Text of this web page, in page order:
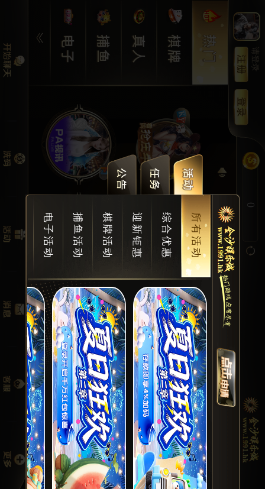
请登录
0
所有活动
综合优惠
迎新钜惠
棋牌活动
捕鱼活动
电子活动